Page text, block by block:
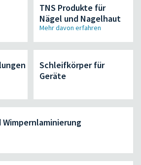
TNS Produkte für
Nägel und Nagelhaut
Mehr davon erfahren
Schleifkörper für
Geräte